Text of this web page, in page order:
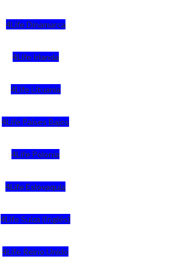
4Life Dinamarca
4Life Irlanda
4Life Lituania
4Life Paises Bajos
4Life Polonia
4Life Eslovaquia
4Life Suiza (Inglés)
4Life Reino Unido